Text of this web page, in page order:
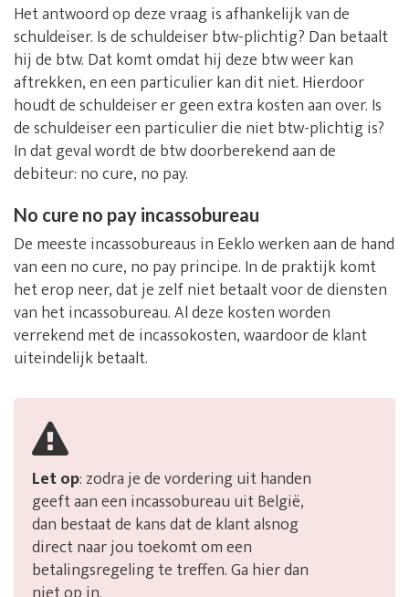
Het antwoord op deze vraag is afhankelijk van de
schuldeiser. Is de schuldeiser btw-plichtig? Dan betaalt
hij de btw. Dat komt omdat hij deze btw weer kan
aftrekken, en een particulier kan dit niet. Hierdoor
houdt de schuldeiser er geen extra kosten aan over. Is
de schuldeiser een particulier die niet btw-plichtig is?
In dat geval wordt de btw doorberekend aan de
debiteur: no cure, no pay.
No cure no pay incassobureau
De meeste incassobureaus in Eeklo werken aan de hand
van een no cure, no pay principe. In de praktijk komt
het erop neer, dat je zelf niet betaalt voor de diensten
van het incassobureau. Al deze kosten worden
verrekend met de incassokosten, waardoor de klant
uiteindelijk betaalt.
Let op: zodra je de vordering uit handen
geeft aan een incassobureau uit België,
dan bestaat de kans dat de klant alsnog
direct naar jou toekomt om een
betalingsregeling te treffen. Ga hier dan